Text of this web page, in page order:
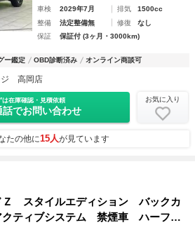
車検
2029年7月 排気
1500cc
整備
法定整備無 修復
なし
保証
保証付 (3ヶ月・3000km)
ー鑑定 OBD診断済み オンライン商談可
ジ 高岡店
は在庫確認・見積依頼
話でお問い合わせ
お気に入り
たの他に15人が見ています
スタイルエディション バックカ
ティブシステム 禁煙車 ハーフレ